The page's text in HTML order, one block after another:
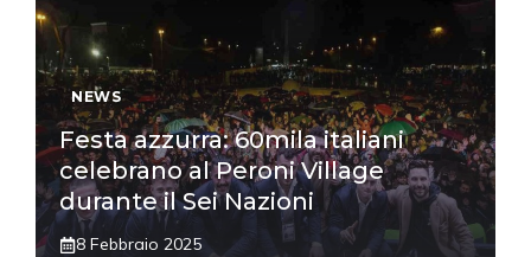
NEWS
Festa azzurra: 60mila italiani
celebrano al Peroni Village
durante il Sei Nazioni
8 Febbraio 2025